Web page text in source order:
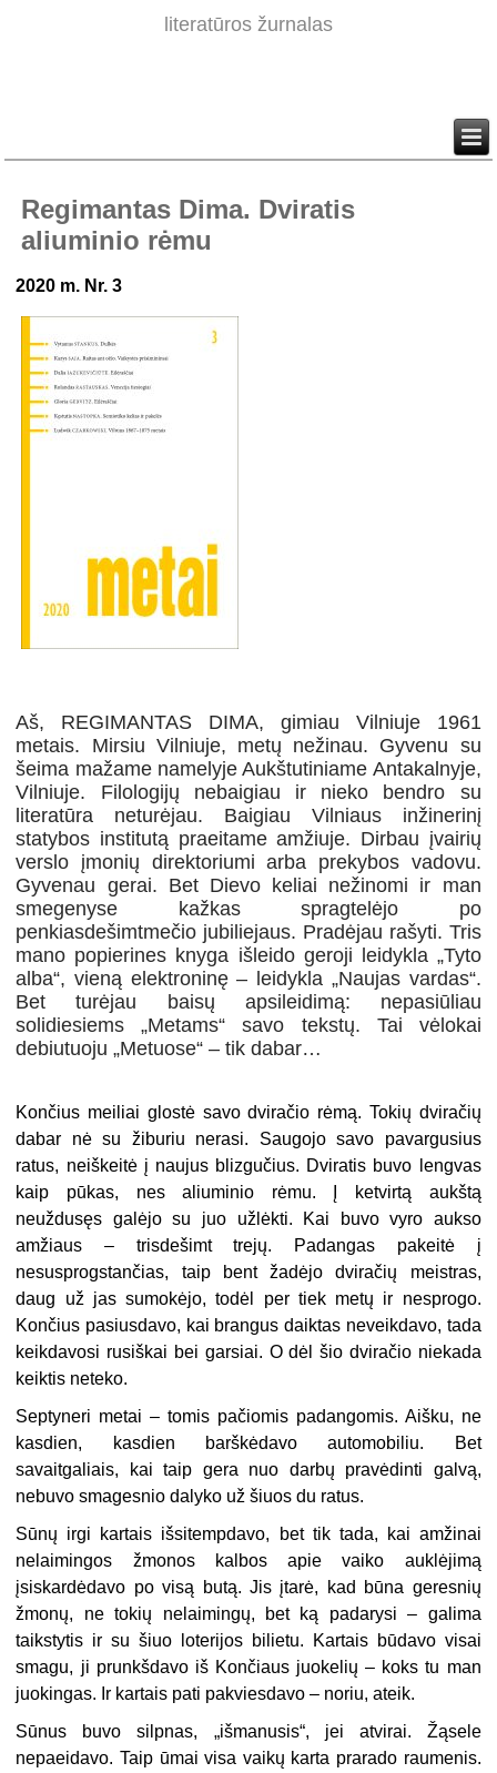
literatūros žurnalas
Regimantas Dima. Dviratis
aliuminio rėmu
2020 m. Nr. 3
Aš, REGIMANTAS DIMA, gimiau Vilniuje 1961
metais. Mirsiu Vilniuje, metų nežinau. Gyvenu su
šeima mažame namelyje Aukštutiniame Antakalnyje,
Vilniuje. Filologijų nebaigiau ir nieko bendro su
literatūra neturėjau. Baigiau Vilniaus inžinerinį
statybos institutą praeitame amžiuje. Dirbau įvairių
verslo įmonių direktoriumi arba prekybos vadovu.
Gyvenau gerai. Bet Dievo keliai nežinomi ir man
smegenyse kažkas spragtelėjo po
penkiasdešimtmečio jubiliejaus. Pradėjau rašyti. Tris
mano popierines knyga išleido geroji leidykla „Tyto
alba“, vieną elektroninę – leidykla „Naujas vardas“.
Bet turėjau baisų apsileidimą: nepasiūliau
solidiesiems „Metams“ savo tekstų. Tai vėlokai
debiutuoju „Metuose“ – tik dabar…
Končius meiliai glostė savo dviračio rėmą. Tokių dviračių
dabar nė su žiburiu nerasi. Saugojo savo pavargusius
ratus, neiškeitė į naujus blizgučius. Dviratis buvo lengvas
kaip pūkas, nes aliuminio rėmu. Į ketvirtą aukštą
neuždusęs galėjo su juo užlėkti. Kai buvo vyro aukso
amžiaus – trisdešimt trejų. Padangas pakeitė į
nesusprogstančias, taip bent žadėjo dviračių meistras,
daug už jas sumokėjo, todėl per tiek metų ir nesprogo.
Končius pasiusdavo, kai brangus daiktas neveikdavo, tada
keikdavosi rusiškai bei garsiai. O dėl šio dviračio niekada
keiktis neteko.
Septyneri metai – tomis pačiomis padangomis. Aišku, ne
kasdien, kasdien barškėdavo automobiliu. Bet
savaitgaliais, kai taip gera nuo darbų pravėdinti galvą,
nebuvo smagesnio dalyko už šiuos du ratus.
Sūnų irgi kartais išsitempdavo, bet tik tada, kai amžinai
nelaimingos žmonos kalbos apie vaiko auklėjimą
įsiskardėdavo po visą butą. Jis įtarė, kad būna geresnių
žmonų, ne tokių nelaimingų, bet ką padarysi – galima
taikstytis ir su šiuo loterijos bilietu. Kartais būdavo visai
smagu, ji prunkšdavo iš Končiaus juokelių – koks tu man
juokingas. Ir kartais pati pakviesdavo – noriu, ateik.
Sūnus buvo silpnas, „išmanusis“, jei atvirai. Žąsele
nepaeidavo. Taip ūmai visa vaikų karta prarado raumenis.